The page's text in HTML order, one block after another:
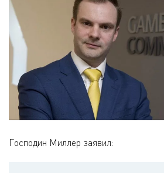
Господин Миллер заявил: